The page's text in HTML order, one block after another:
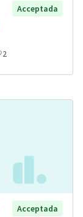
Acceptada
2
Acceptada